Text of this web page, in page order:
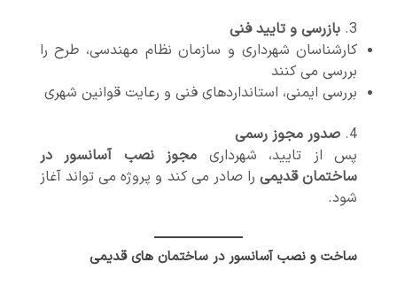
بازرسی و تایید فنی
کارشناسان شهرداری و سازمان نظام مهندسی، طرح را
بررسی می کنند
بررسی ایمنی، استانداردهای فنی و رعایت قوانین شهری
صدور مجوز رسمی
پس از تایید، شهرداری مجوز نصب آسانسور در
ساختمان قدیمیرا صادر می کند و پروژه می تواند آغاز
شود.
ساخت و نصب آسانسور در ساختمان های قدیمی